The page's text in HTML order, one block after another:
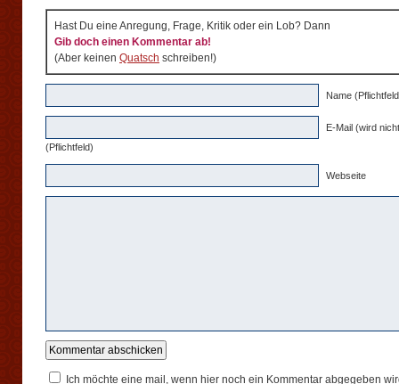
Hast Du eine Anregung, Frage, Kritik oder ein Lob? Dann
Gib doch einen Kommentar ab!
(Aber keinen Quatsch schreiben!)
Name
E-Mail (wird
(Pflichtfeld)
Webseite
Ich möchte eine mail, wenn hier noch ein Kommentar abgegeben